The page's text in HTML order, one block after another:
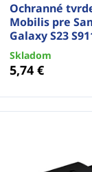
Ochranné
Mobilis pre
Galaxy S23
Skladom
5,74 €